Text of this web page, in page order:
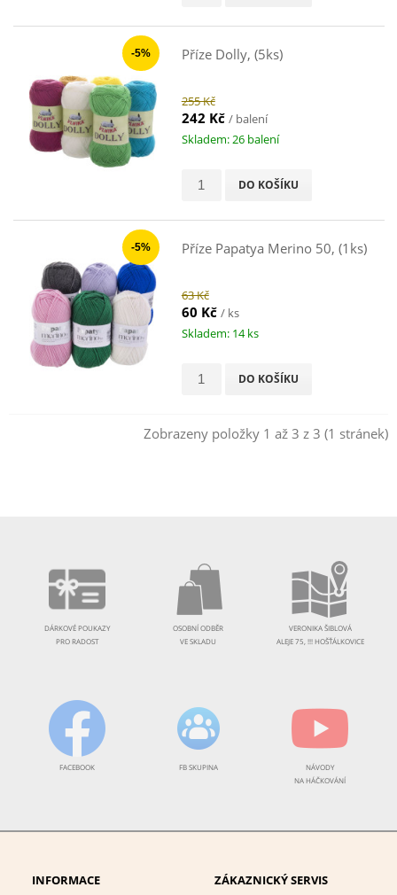
-5% Příze Dolly, (5ks)
255 Kč
242 Kč / balení
Skladem: 26 balení
DO KOŠÍKU
-5% Příze Papatya Merino 50, (1ks)
63 Kč
60 Kč / ks
Skladem: 14 ks
DO KOŠÍKU
Zobrazeny položky 1 až 3 z 3 (1 stránek)
DÁRKOVÉ POUKAZY
PRO RADOST
OSOBNÍ ODBĚR
VE SKLADU
VERONIKA ŠIBLOVÁ
ALEJE 75, !!! HOŠŤÁLKOVICE
FACEBOOK FB SKUPINA
NÁVODY
NA HÁČKOVÁNÍ
INFORMACE ZÁKAZNICKÝ SERVIS